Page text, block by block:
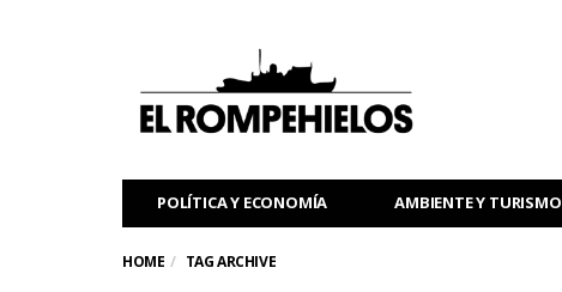
POLÍTICA Y ECONOMÍA AMBIENTE Y TURISMO
HOME TAG ARCHIVE